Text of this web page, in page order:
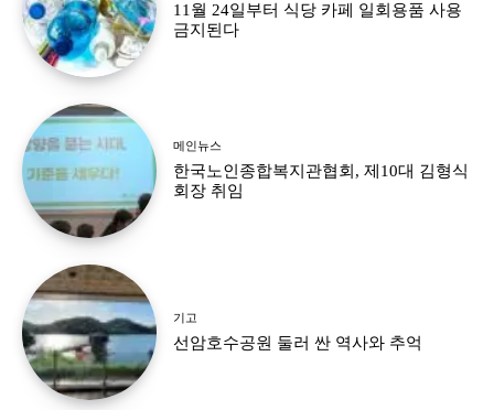
11월 24일부터 식당 카페 일회용품 사용
금지된다
메인뉴스
한국노인종합복지관협회, 제10대 김형식
회장 취임
기고
선암호수공원 둘러 싼 역사와 추억